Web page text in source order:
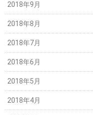
2018年9月
2018年8月
2018年7月
2018年6月
2018年5月
2018年4月